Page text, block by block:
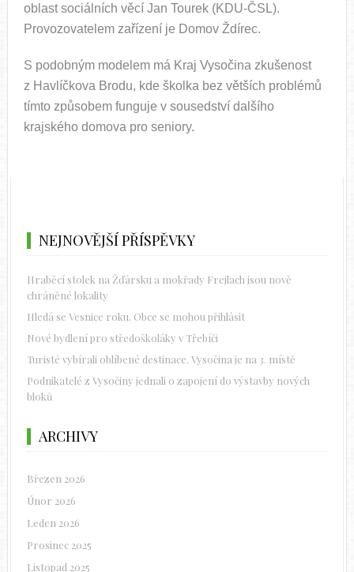
oblast sociálních věcí Jan Tourek (KDU-ČSL).
Provozovatelem zařízení je Domov Ždírec.
S podobným modelem má Kraj Vysočina zkušenost
z Havlíčkova Brodu, kde školka bez větších problémů
tímto způsobem funguje v sousedství dalšího
krajského domova pro seniory.
NEJNOVĚJŠÍ PŘÍSPĚVKY
Hraběcí stolek na Žďársku a mokřady Frejlach jsou nově
chráněné lokality
Hledá se Vesnice roku. Obce se mohou přihlásit
Nové bydlení pro středoškoláky v Třebíči
Turisté vybírali oblíbené destinace. Vysočina je na 3. místě
Podnikatelé z Vysočiny jednali o zapojení do výstavby nových
bloků
ARCHIVY
Březen 2026
Únor 2026
Leden 2026
Prosinec 2025
Listopad 2025